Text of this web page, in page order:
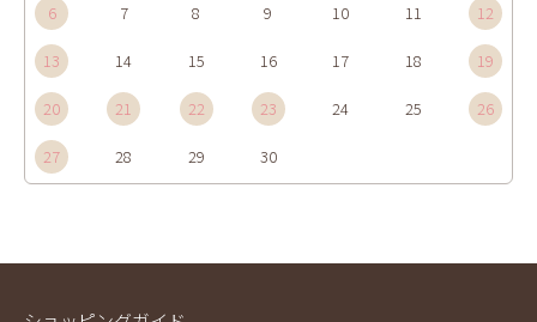
6 7 8 9 10 11 12
13 14 15 16 17 18 19
20 21 22 23 24 25 26
27 28 29 30